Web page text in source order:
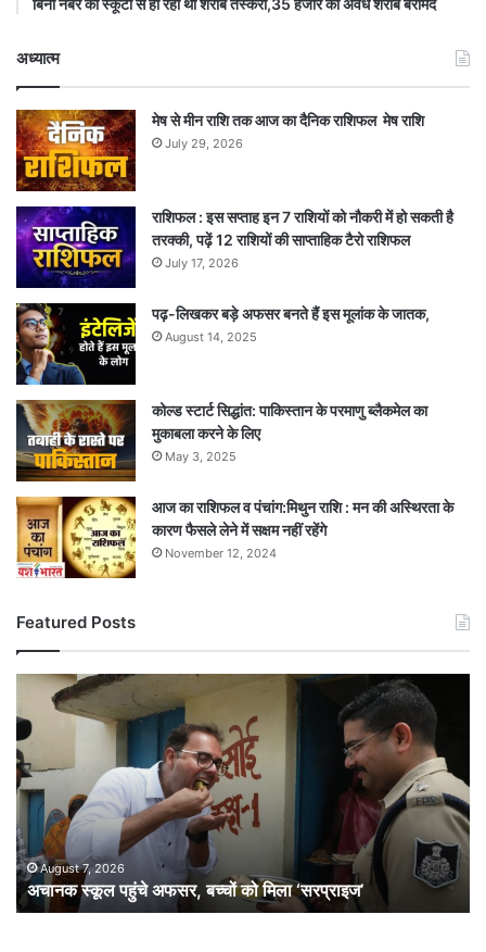
बिना नंबर की स्कूटी से हो रही थी शराब तस्करी,35 हजार की अवैध शराब बरामद
अध्यात्म
मेष से मीन राशि तक आज का दैनिक राशिफल मेष राशि
July 29, 2026
राशिफल : इस सप्ताह इन 7 राशियों को नौकरी में हो सकती है
तरक्की, पढ़ें 12 राशियों की साप्ताहिक टैरो राशिफल
July 17, 2026
पढ़-लिखकर बड़े अफसर बनते हैं इस मूलांक के जातक,
August 14, 2025
कोल्ड स्टार्ट सिद्धांत: पाकिस्तान के परमाणु ब्लैकमेल का
मुकाबला करने के लिए
May 3, 2025
आज का राशिफल व पंचांग:मिथुन राशि : मन की अस्थिरता के
कारण फैसले लेने में सक्षम नहीं रहेंगे
November 12, 2024
Featured Posts
अचानक
पहुंचे
अफसर,
बच्चों
को
मिला
‘सरप्राइज’
August 7, 2026
अचानक स्कूल पहुंचे अफसर, बच्चों को मिला ‘सरप्राइज’